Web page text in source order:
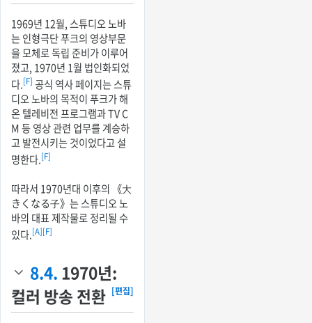
1969년 12월, 스튜디오 노바
는 인형극단 푸크의 영상부문
을 모체로 독립 준비가 이루어
졌고, 1970년 1월 법인화되었
다.[F] 공식 역사 페이지는 스튜
디오 노바의 목적이 푸크가 해
온 텔레비전 프로그램과 TV C
M 등 영상 관련 업무를 계승하
고 발전시키는 것이었다고 설
명한다.[F]
따라서 1970년대 이후의 《大
きくなる子》는 스튜디오 노
바의 대표 제작물로 정리될 수
있다.[A][F]
8.4. 1970년:
컬러 방송 전환 [편집]